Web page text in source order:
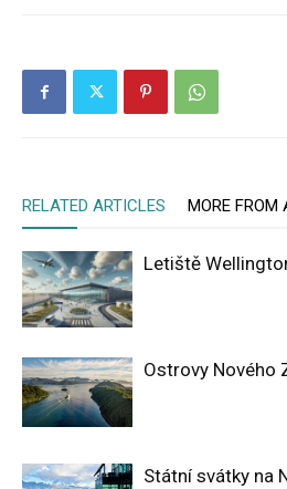
RELATED ARTICLES MORE FROM
Letiště
Ostrovy Nového
Státní svátky na